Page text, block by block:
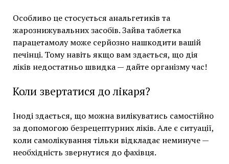
Особливо це стосується анальгетиків та
жарознижувальних засобів. Зайва таблетка
парацетамолу може серйозно нашкодити вашій
печінці. Тому навіть якщо вам здається, що дія
ліків недостатньо швидка — дайте організму час!
Коли звертатися до лікаря?
Іноді здається, що можна вилікуватись самостійно
за допомогою безрецептурних ліків. Але є ситуації,
коли самолікування тільки відкладає неминуче —
необхідність звернутися до фахівця.